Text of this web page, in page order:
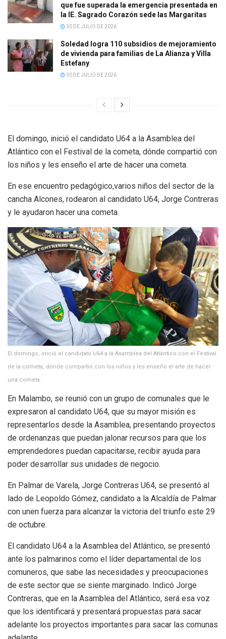
que fue superada la emergencia presentada en
la IE. Sagrado Corazón sede las Margaritas
30 DE JULIO DE 2026
Soledad logra 110 subsidios de mejoramiento
de vivienda para familias de La Alianza y Villa
Estefany
30 DE JULIO DE 2026
El domingo, inició el candidato U64 a la Asamblea del
Atlántico con el Festival de la cometa, dónde compartió con
los niños y les enseño el arte de hacer una cometa.
En ese encuentro pedagógico,varios niños del sector de la
cancha Alcones, rodearon al candidato U64, Jorge Contreras
y le ayudaron hacer una cometa.
El domingo, inició el candidato U64 a la Asamblea del Atlántico con el Festival
de la cometa, dónde compartió con los niños y les enseño el arte de hacer
una cometa.
En Malambo, se reunió con un grupo de comunales que le
expresaron al candidato U64, que su mayor misión es
representarlos desde la Asamblea, presentando proyectos
de ordenanzas que puedan jalonar recursos para que los
emprendedores puedan capacitarse, recibir ayuda para
poder desarrollar sus unidades de negocio.
En Palmar de Varela, Jorge Contreras U64, se presentó al
lado de Leopoldo Gómez, candidato a la Alcaldía de Palmar
con unen fuerza para alcanzar la victoria del triunfo este 29
de octubre.
El candidato U64 a la Asamblea del Atlántico, se presentó
ante los palmarinos como el líder departamental de los
comuneros, que sabe las necesidades y preocupaciones
de este sector que se siente marginado. Indicó Jorge
Contreras, que en la Asamblea del Atlántico, será esa voz
que los identificará y presentará propuestas para sacar
adelante los proyectos importantes para sacar las comunas